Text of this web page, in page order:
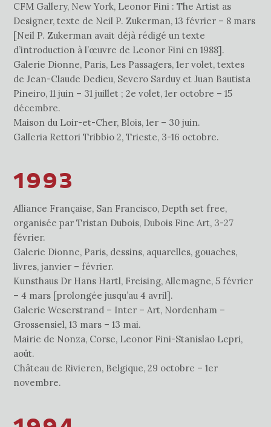
CFM Gallery, New York, Leonor Fini : The Artist as
Designer, texte de Neil P. Zukerman, 13 février – 8 mars
[Neil P. Zukerman avait déjà rédigé un texte
d’introduction à l’œuvre de Leonor Fini en 1988].
Galerie Dionne, Paris, Les Passagers, 1er volet, textes
de Jean-Claude Dedieu, Severo Sarduy et Juan Bautista
Pineiro, 11 juin – 31 juillet ; 2e volet, 1er octobre – 15
décembre.
Maison du Loir-et-Cher, Blois, 1er – 30 juin.
Galleria Rettori Tribbio 2, Trieste, 3-16 octobre.
1993
Alliance Française, San Francisco, Depth set free,
organisée par Tristan Dubois, Dubois Fine Art, 3-27
février.
Galerie Dionne, Paris, dessins, aquarelles, gouaches,
livres, janvier – février.
Kunsthaus Dr Hans Hartl, Freising, Allemagne, 5 février
– 4 mars [prolongée jusqu’au 4 avril].
Galerie Weserstrand – Inter – Art, Nordenham –
Grossensiel, 13 mars – 13 mai.
Mairie de Nonza, Corse, Leonor Fini-Stanislao Lepri,
août.
Château de Rivieren, Belgique, 29 octobre – 1er
novembre.